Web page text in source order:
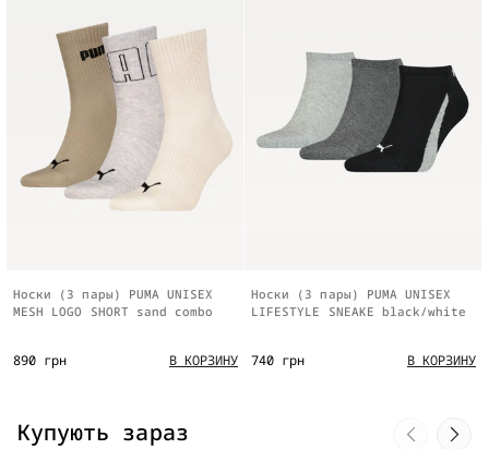
Носки (3 пары) PUMA UNISEX
MESH LOGO SHORT sand combo
890 грн В КОРЗИНУ
Носки (3 пары) PUMA UNISEX
LIFESTYLE SNEAKE black/white
740 грн В КОРЗИНУ
Купують зараз